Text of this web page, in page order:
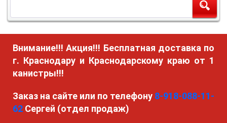
Внимание!!! Акция!!! Бесплатная доставка по
г. Краснодару и Краснодарскому краю от 1
канистры!!!
Заказ на сайте или по телефону 8-918-088-11-
62Сергей (отдел продаж)